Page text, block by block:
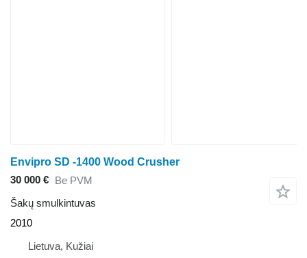
Envipro SD -1400 Wood Crusher
30 000 € Be PVM
Šakų smulkintuvas
2010
Lietuva, Kužiai